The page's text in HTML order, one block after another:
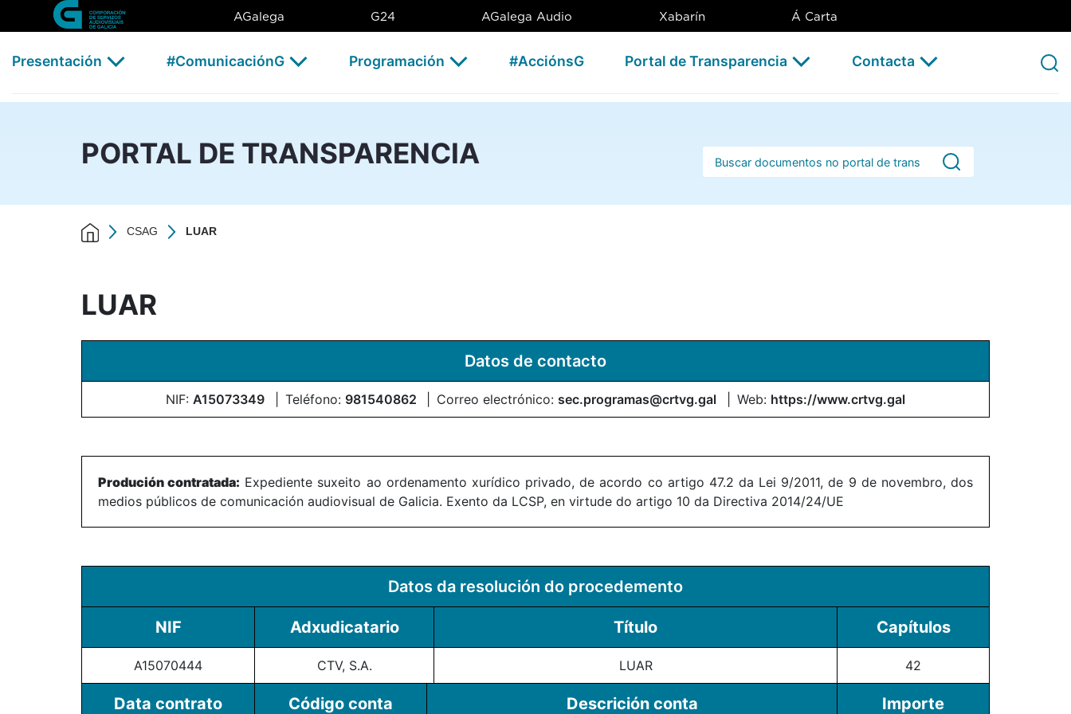
Skip to Main Content
LUAR - CSAG AGalega G24 AGalega Audio Xabarín Á Carta
Presentación #ComunicaciónG Programación #AcciónsG Portal de Transparencia Contacta
PORTAL DE TRANSPARENCIA Barra de busca
CSAG LUAR
LUAR
Datos de contacto
NIF: A15073349 Teléfono: 981540862 Correo electrónico: sec.programas@crtvg.gal Web: https://www.crtvg.gal
Produción contratada: Expediente suxeito ao ordenamento xurídico privado, de acordo co artigo 47.2 da Lei 9/2011, de 9 de novembro, dos
medios públicos de comunicación audiovisual de Galicia. Exento da LCSP, en virtude do artigo 10 da Directiva 2014/24/UE
Datos da resolución do procedemento
NIF Adxudicatario Título Capítulos
A15070444 CTV, S.A. LUAR 42
Data contrato Código conta Descrición conta Importe